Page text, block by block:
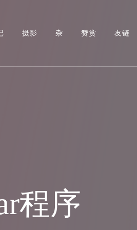
摄影 杂 赞赏 友链
程序